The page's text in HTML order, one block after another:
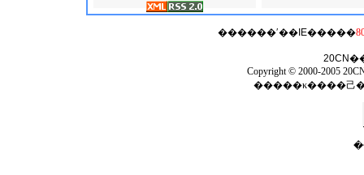
������ʹ��IE�����
20CN
Copyright © 2000-2005
�����κ����⼰